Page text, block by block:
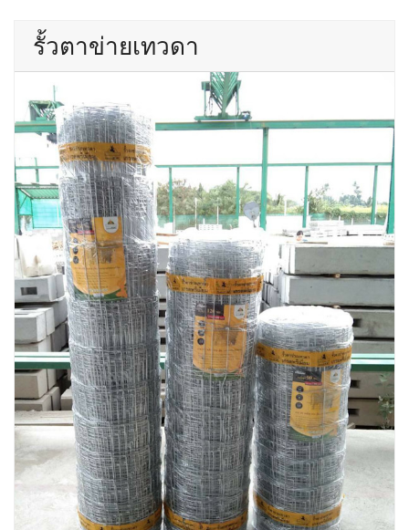
รั้วตาข่ายเทวดา